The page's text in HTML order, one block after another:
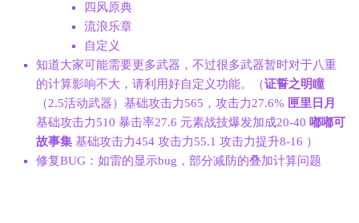
四风原典
流浪乐章
自定义
知道大家可能需要更多武器，不过很多武器暂时对于八重
的计算影响不大，请利用好自定义功能。（证誓之明瞳
（2.5活动武器）基础攻击力565，攻击力27.6% 匣里日月
基础攻击力510 暴击率27.6 元素战技爆发加成20-40 嘟嘟可
故事集 基础攻击力454 攻击力55.1 攻击力提升8-16 ）
修复BUG：如雷的显示bug，部分减防的叠加计算问题